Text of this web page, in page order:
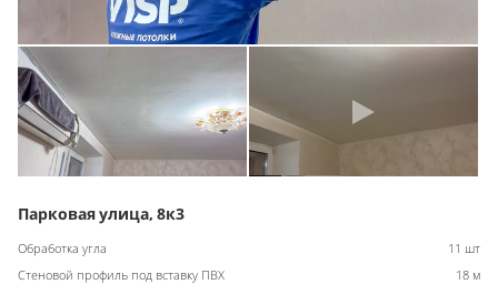
Парковая улица, 8к3
Обработка угла
11 шт
Стеновой профиль под вставку ПВХ
18 м